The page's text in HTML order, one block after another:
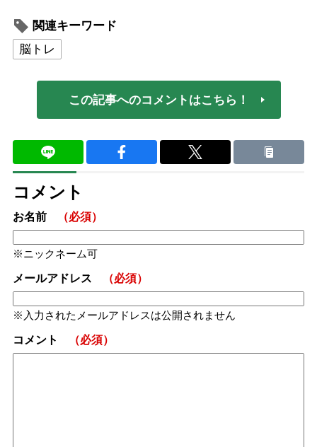
関連キーワード
脳トレ
この記事へのコメントはこちら！
コメント
お名前 （必須）
ニックネーム可
メールアドレス （必須）
入力されたメールアドレスは公開されません
コメント （必須）